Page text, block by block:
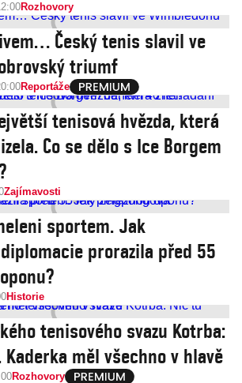
Rozhovory
Český tenis slavil ve
triumf
Reportáže
tenisová hvězda, která
Co se dělo s Ice Borgem
Zajímavosti
sportem. Jak
prorazila před 55
Historie
tenisového svazu Kotrba:
měl všechno v hlavě
Rozhovory